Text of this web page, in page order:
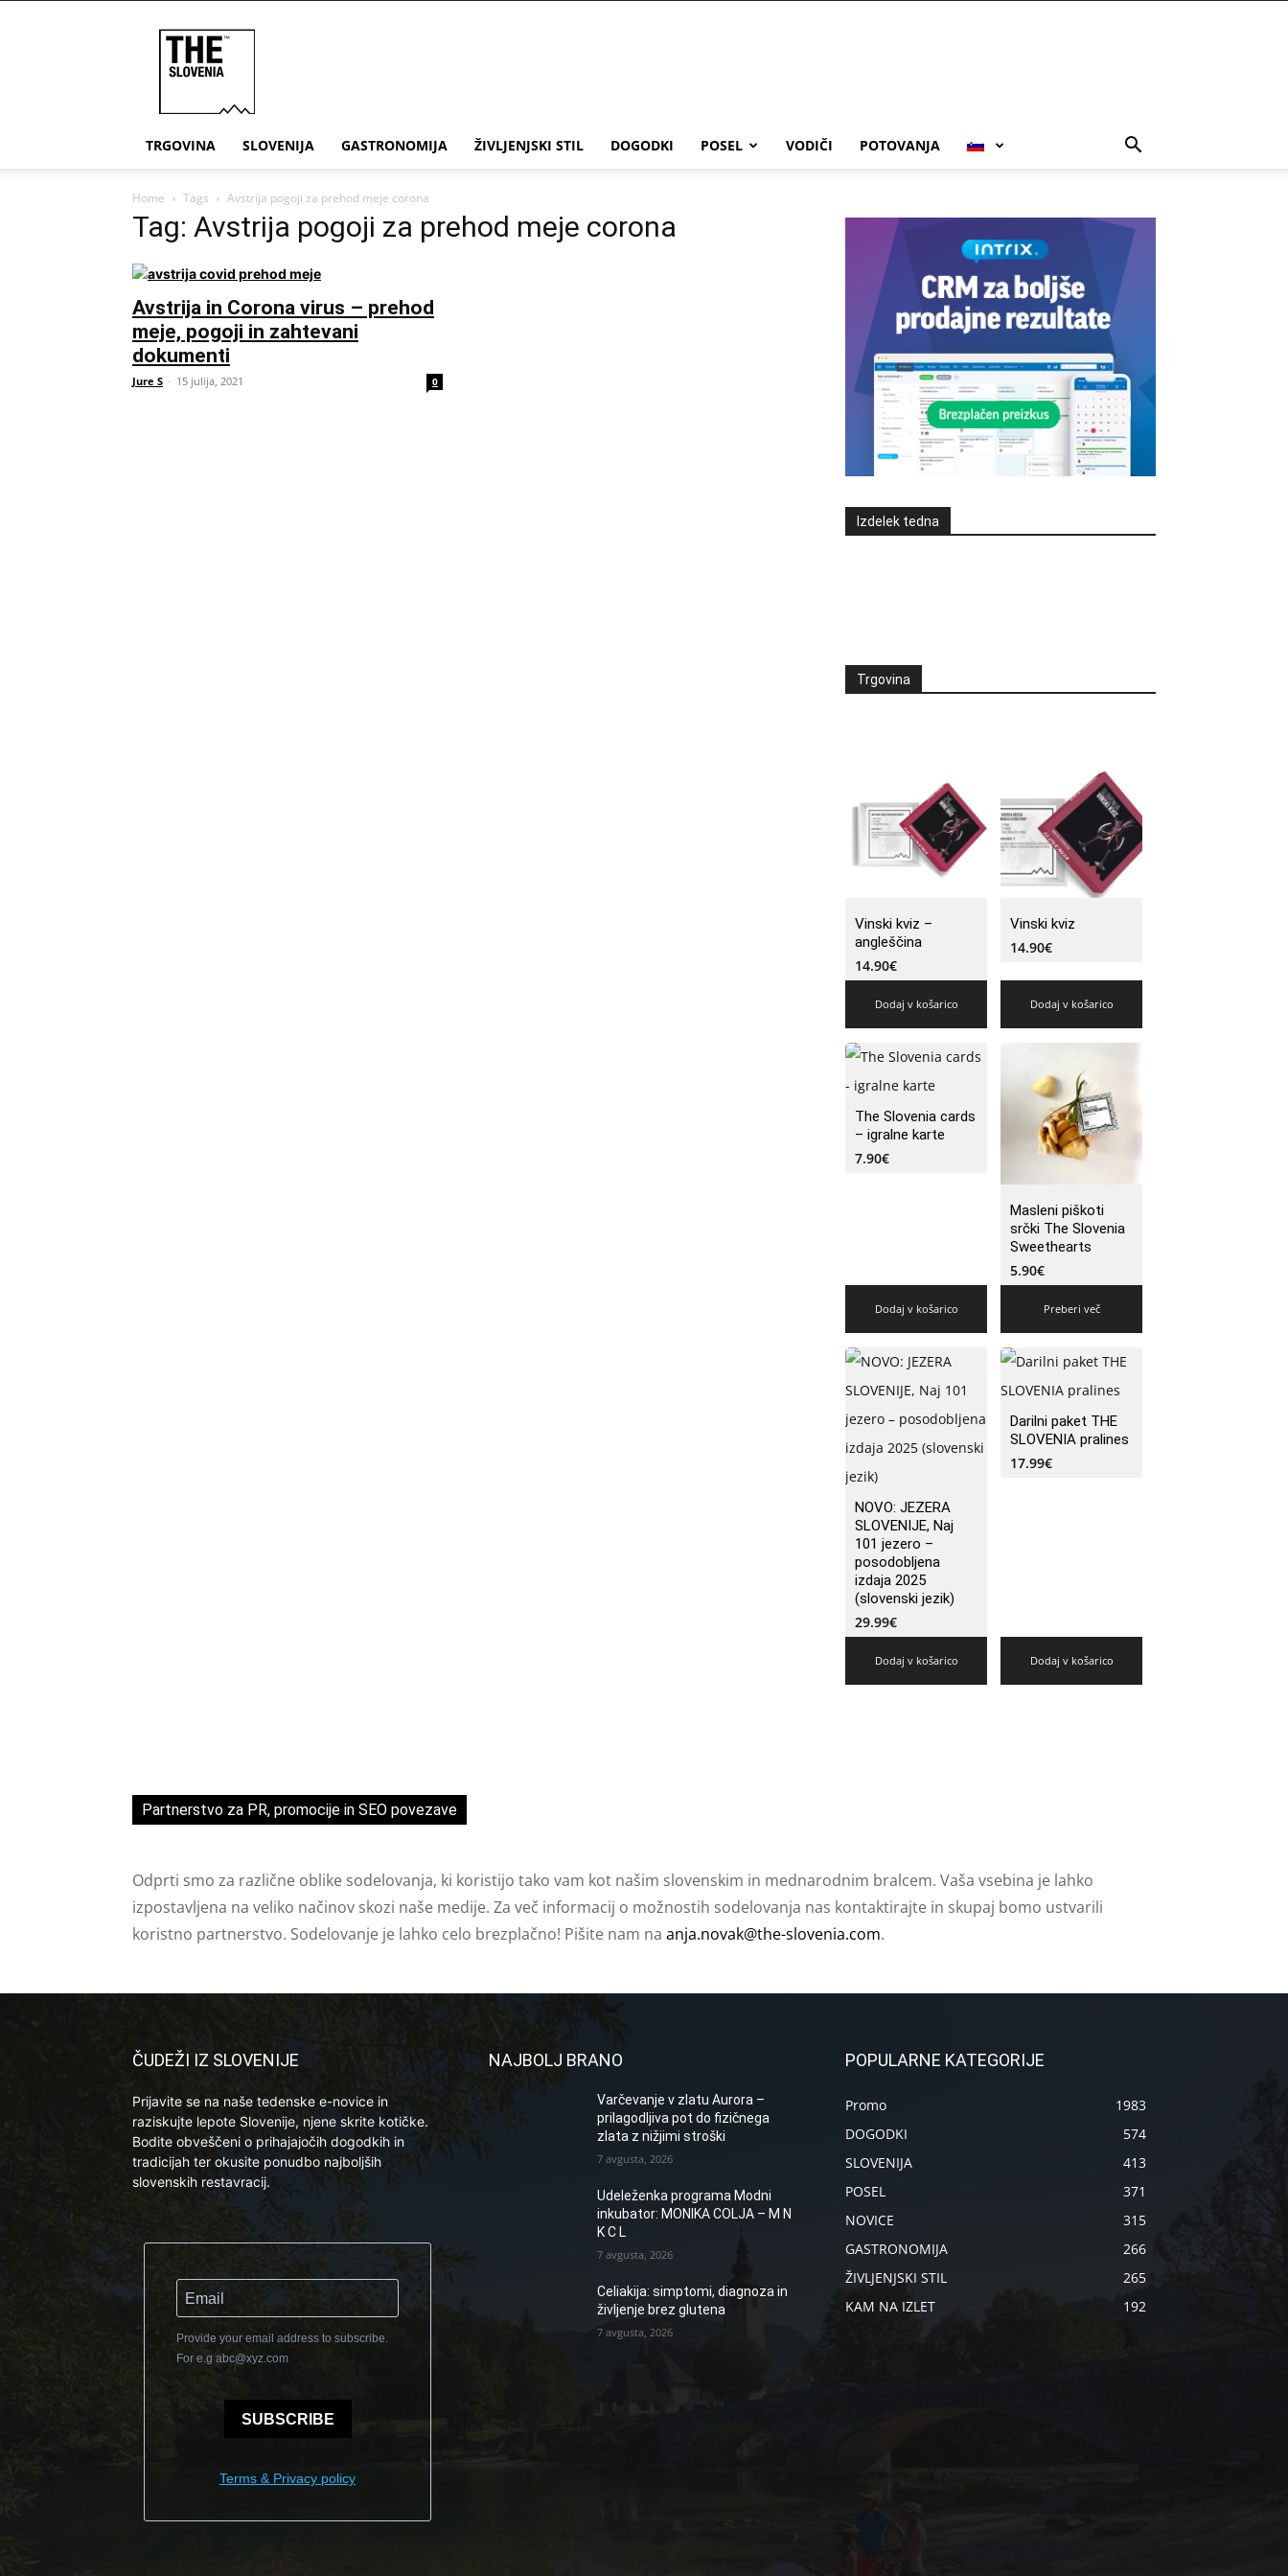
TRGOVINA SLOVENIJA GASTRONOMIJA ŽIVLJENJSKI STIL DOGODKI POSEL VODIČI POTOVANJA
Home Tags Avstrija pogoji za prehod meje corona
Tag: Avstrija pogoji za prehod meje corona
Avstrija in Corona virus – prehod
meje, pogoji in zahtevani
dokumenti
Jure S - 15 julija, 2021 0
Izdelek tedna
Trgovina
Vinski kviz –
angleščina
14.90€
Dodaj v košarico
Vinski kviz
14.90€
Dodaj v košarico
The Slovenia cards
– igralne karte
7.90€
Dodaj v košarico
Masleni piškoti
srčki The Slovenia
Sweethearts
5.90€
Preberi več
NOVO: JEZERA
SLOVENIJE, Naj
101 jezero –
posodobljena
izdaja 2025
(slovenski jezik)
29.99€
Dodaj v košarico
Darilni paket THE
SLOVENIA pralines
17.99€
Dodaj v košarico
Partnerstvo za PR, promocije in SEO povezave
Odprti smo za različne oblike sodelovanja, ki koristijo tako vam kot našim slovenskim in mednarodnim bralcem. Vaša vsebina je lahko
izpostavljena na veliko načinov skozi naše medije. Za več informacij o možnostih sodelovanja nas kontaktirajte in skupaj bomo ustvarili
koristno partnerstvo. Sodelovanje je lahko celo brezplačno! Pišite nam na anja.novak@the-slovenia.com.
ČUDEŽI IZ SLOVENIJE
Prijavite se na naše tedenske e-novice in
raziskujte lepote Slovenije, njene skrite kotičke.
Bodite obveščeni o prihajajočih dogodkih in
tradicijah ter okusite ponudbo najboljših
slovenskih restavracij.
Provide your email address to subscribe.
For e.g abc@xyz.com
SUBSCRIBE
Terms & Privacy policy
NAJBOLJ BRANO
Varčevanje v zlatu Aurora –
prilagodljiva pot do fizičnega
zlata z nižjimi stroški
7 avgusta, 2026
Udeleženka programa Modni
inkubator: MONIKA COLJA – M N
K C L
7 avgusta, 2026
Celiakija: simptomi, diagnoza in
življenje brez glutena
7 avgusta, 2026
POPULARNE KATEGORIJE
Promo
1983
DOGODKI
574
SLOVENIJA
413
POSEL
371
NOVICE
315
GASTRONOMIJA
266
ŽIVLJENJSKI STIL
265
KAM NA IZLET
192